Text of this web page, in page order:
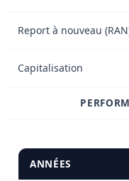
Report à nouveau
Capitalisation
ANNÉES